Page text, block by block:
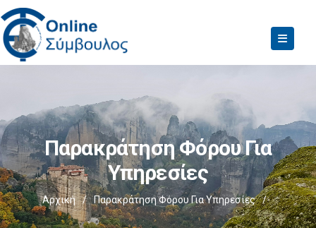
Παρακράτηση Φόρου Για
Υπηρεσίες
Αρχική / Παρακράτηση Φόρου Για Υπηρεσίες /